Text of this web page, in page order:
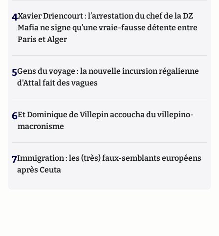
4Xavier Driencourt : l’arrestation du chef de la DZ
Mafia ne signe qu’une vraie-fausse détente entre
Paris et Alger
5Gens du voyage : la nouvelle incursion régalienne
d'Attal fait des vagues
6Et Dominique de Villepin accoucha du villepino-
macronisme
7Immigration : les (très) faux-semblants européens
après Ceuta